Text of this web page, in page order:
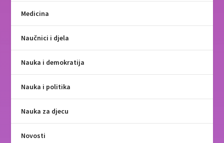
Medicina
Naučnici i djela
Nauka i demokratija
Nauka i politika
Nauka za djecu
Novosti